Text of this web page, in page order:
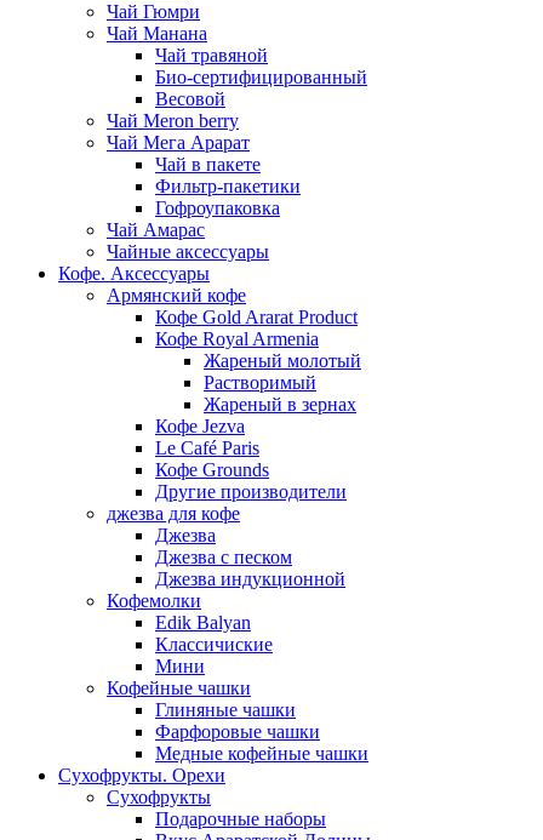
Чай Гюмри
Чай Манана
Чай травяной
Био-сертифицированный
Весовой
Чай Meron berry
Чай Мега Арарат
Чай в пакете
Фильтр-пакетики
Гофроупаковка
Чай Амарас
Чайные аксессуары
Кофе. Аксессуары
Армянский кофе
Кофе Gold Ararat Product
Кофе Royal Armenia
Жареный молотый
Растворимый
Жареный в зернах
Кофе Jezva
Le Café Paris
Кофе Grounds
Другие производители
джезва для кофе
Джезва
Джезва с песком
Джезва индукционной
Кофемолки
Edik Balyan
Классичиские
Мини
Кофейные чашки
Глиняные чашки
Фарфоровые чашки
Медные кофейные чашки
Сухофрукты. Орехи
Сухофрукты
Подарочные наборы